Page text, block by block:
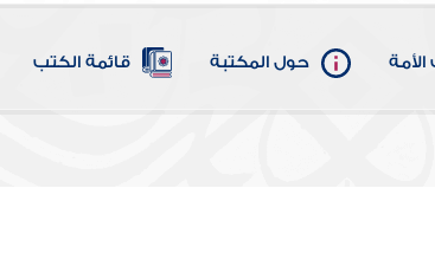
حول المكتبة قائمة الكتب